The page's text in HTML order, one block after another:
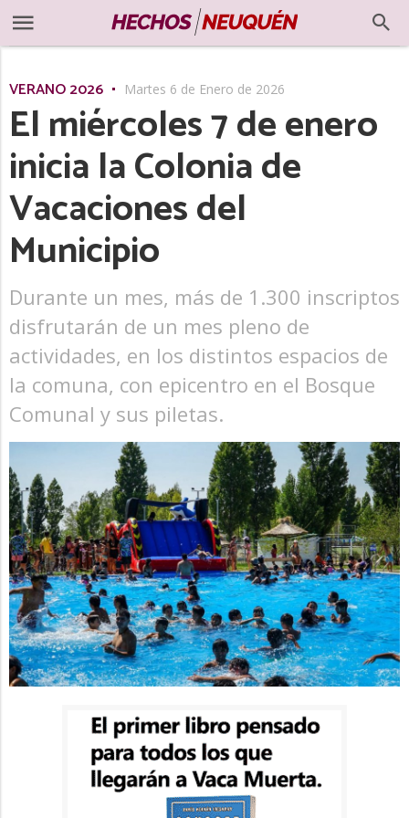
VERANO 2026 Martes 6 de Enero de 2026
El miércoles 7 de enero
inicia la Colonia de
Vacaciones del
Municipio
Durante un mes, más de 1.300 inscriptos
disfrutarán de un mes pleno de
actividades, en los distintos espacios de
la comuna, con epicentro en el Bosque
Comunal y sus piletas.